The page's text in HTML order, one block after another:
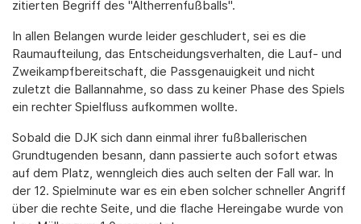
zitierten Begriff des "Altherrenfußballs".
In allen Belangen wurde leider geschludert, sei es die
Raumaufteilung, das Entscheidungsverhalten, die Lauf- und
Zweikampfbereitschaft, die Passgenauigkeit und nicht
zuletzt die Ballannahme, so dass zu keiner Phase des Spiels
ein rechter Spielfluss aufkommen wollte.
Sobald die DJK sich dann einmal ihrer fußballerischen
Grundtugenden besann, dann passierte auch sofort etwas
auf dem Platz, wenngleich dies auch selten der Fall war. In
der 12. Spielminute war es ein eben solcher schneller Angriff
über die rechte Seite, und die flache Hereingabe wurde von